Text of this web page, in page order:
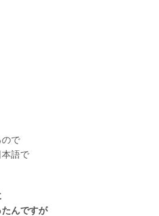
ので
語で
んですが